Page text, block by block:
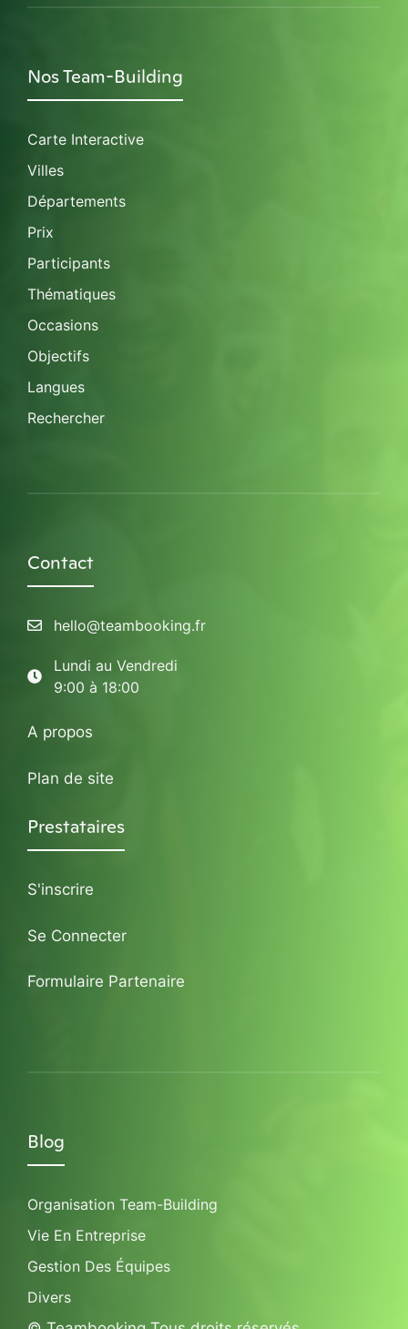
Nos Team-Building
Carte Interactive
Villes
Départements
Prix
Participants
Thématiques
Occasions
Objectifs
Langues
Rechercher
Contact
hello@teambooking.fr
Lundi au Vendredi
9:00 à 18:00
A propos
Plan de site
Prestataires
S'inscrire
Se Connecter
Formulaire Partenaire
Blog
Organisation Team-Building
Vie En Entreprise
Gestion Des Équipes
Divers